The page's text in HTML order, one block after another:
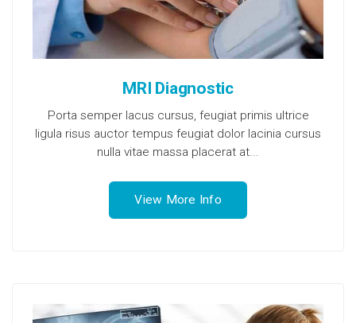
MRI Diagnostic
Porta semper lacus cursus, feugiat primis ultrice
ligula risus auctor tempus feugiat dolor lacinia cursus
nulla vitae massa placerat at...
View More Info